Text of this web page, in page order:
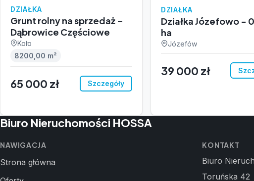
DZIAŁKA
Grunt rolny na sprzedaż –
Dąbrowice Częściowe
Koło
8200,00 m²
65 000 zł Szczegóły
DZIAŁKA
Działka Józefowo -
ha
Józefów
39 000 zł
Biuro Nieruchomości HOSSA
NAWIGACJA
Strona główna
KONTAKT
Biuro
Toruńska 42